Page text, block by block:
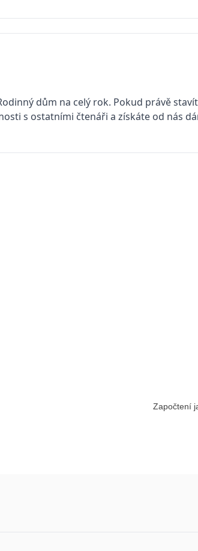
dům na celý rok. Pokud právě
s ostatními čtenáři a získáte od nás
Započtení